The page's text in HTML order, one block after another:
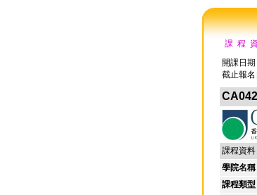
課 程
開課日
截止報名
課程資料
學院名稱
課程類型